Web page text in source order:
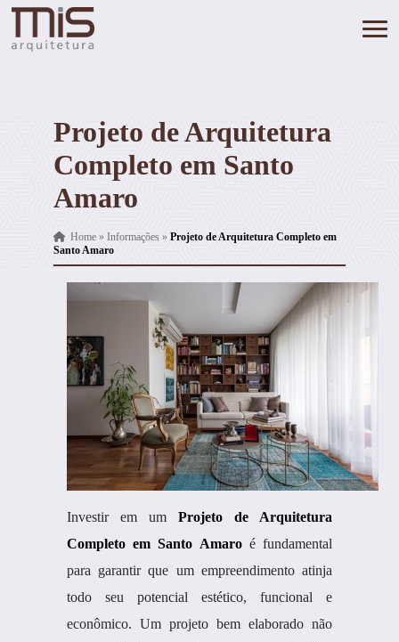
Projeto de Arquitetura
Completo em Santo
Amaro
Home» Informações » Projeto de Arquitetura Completo em
Santo Amaro
Investir em umProjeto de Arquitetura
Completo em Santo Amaroé fundamental
para garantir que um empreendimento atinja
todo seu potencial estético, funcional e
econômico. Um projeto bem elaborado não